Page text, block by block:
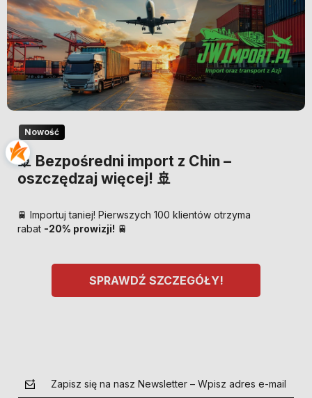
Nowość
🚢 Bezpośredni import z Chin –
oszczędzaj więcej! 🚢
🚆 Importuj taniej! Pierwszych 100 klientów otrzyma
rabat -20% prowizji! 🚆
SPRAWDŹ SZCZEGÓŁY!
Zapisz się na nasz Newsletter – Wpisz adres e-mail